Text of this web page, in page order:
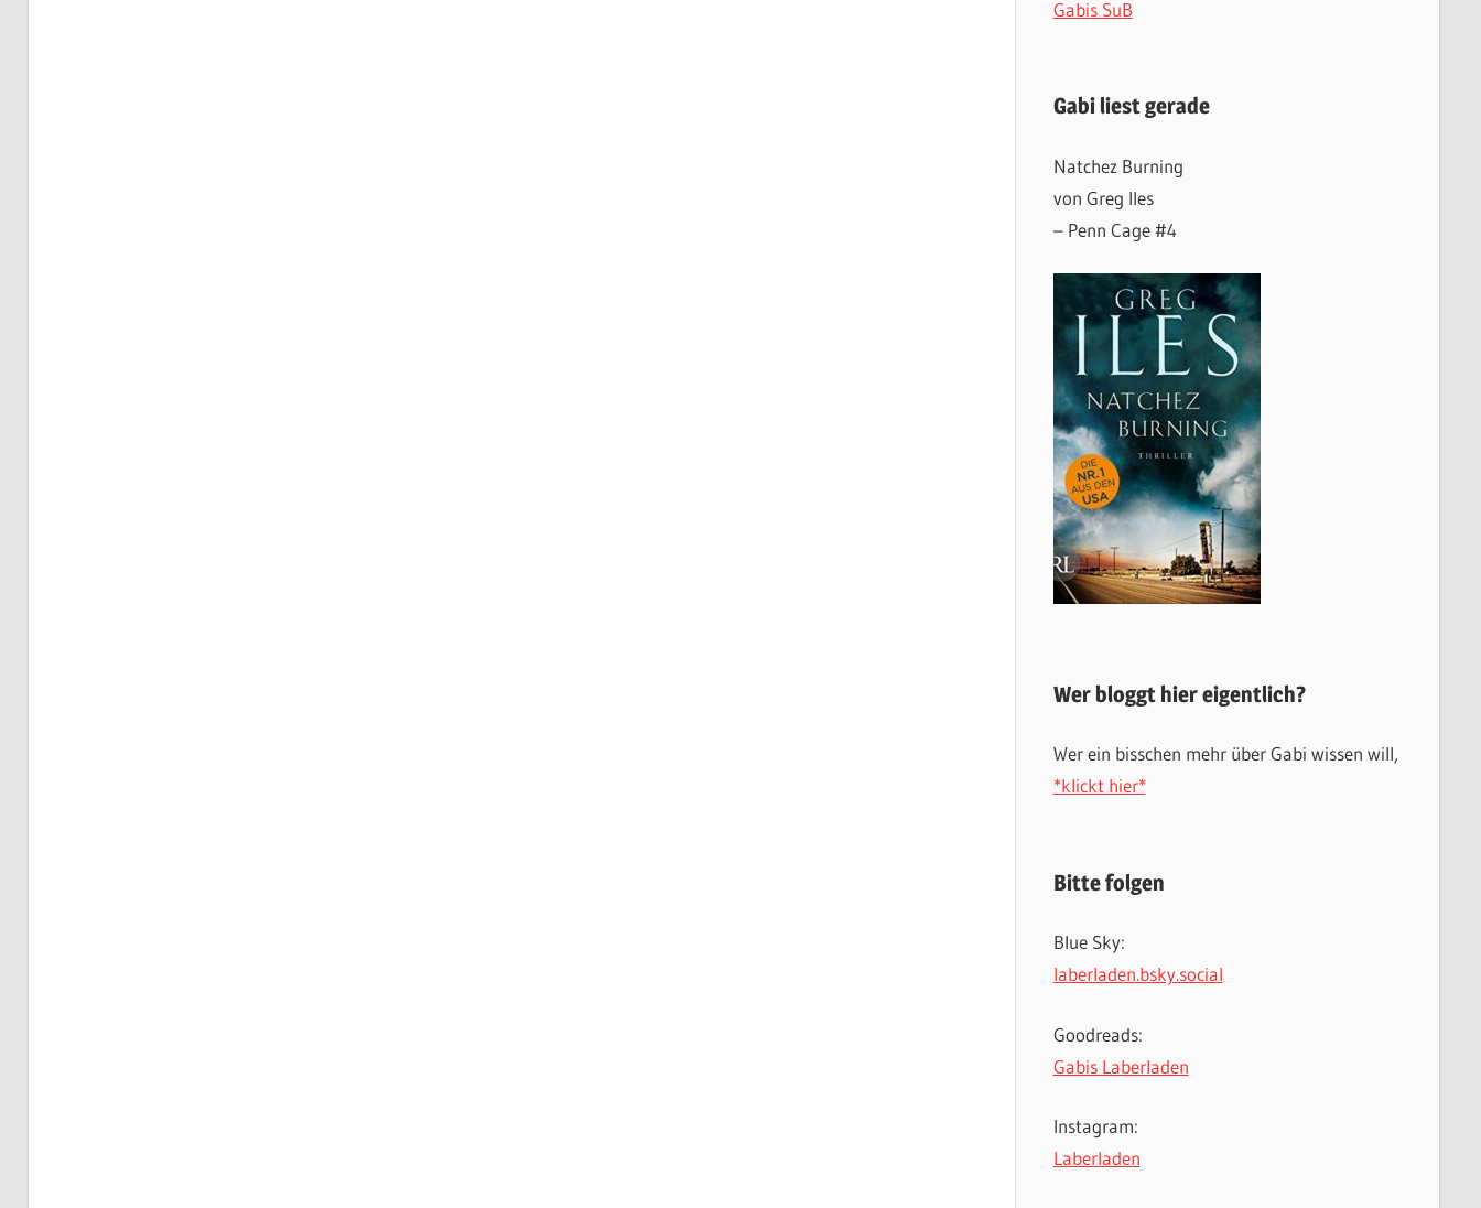
Gabis SuB
Gabi liest gerade
Natchez Burning
von Greg Iles
– Penn Cage #4
Wer bloggt hier eigentlich?
Wer ein bisschen mehr über Gabi wissen will,
*klickt hier*
Bitte folgen
Blue Sky:
laberladen.bsky.social
Goodreads:
Gabis Laberladen
Instagram:
Laberladen